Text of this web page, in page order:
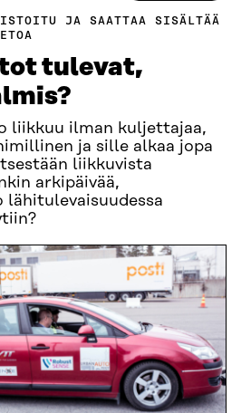
JA SAATTAA SISÄLTÄÄ
tulevat,
liikkuu ilman kuljettajaa,
ja sille alkaa jopa
liikkuvista
arkipäivää,
lähitulevaisuudessa